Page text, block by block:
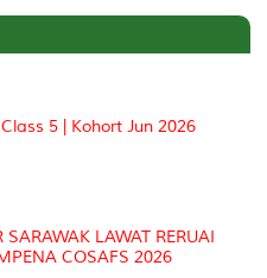
L
n
P
e
t
5 | Kohort Jun 2026
SARAWAK LAWAT RERUAI
COSAFS 2026